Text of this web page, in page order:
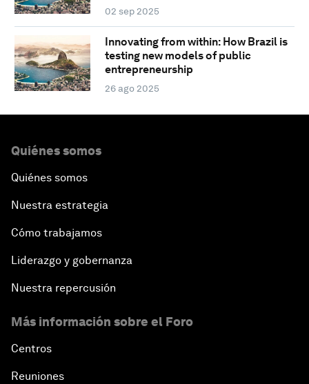
02 sep 2025
Innovating from within: How Brazil is
testing new models of public
entrepreneurship
26 ago 2025
Quiénes somos
Quiénes somos
Nuestra estrategia
Cómo trabajamos
Liderazgo y gobernanza
Nuestra repercusión
Más información sobre el Foro
Centros
Reuniones